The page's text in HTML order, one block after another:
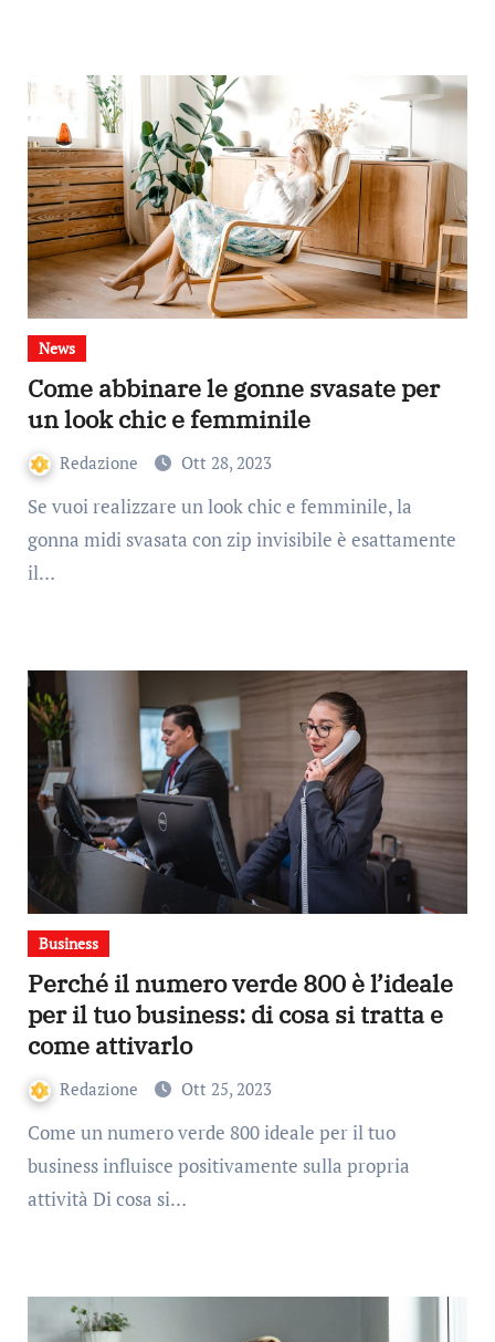
News
Come abbinare le gonne svasate per
un look chic e femminile
Redazione Ott 28, 2023
Se vuoi realizzare un look chic e femminile, la
gonna midi svasata con zip invisibile è esattamente
il…
Business
Perché il numero verde 800 è l’ideale
per il tuo business: di cosa si tratta e
come attivarlo
Redazione Ott 25, 2023
Come un numero verde 800 ideale per il tuo
business influisce positivamente sulla propria
attività Di cosa si…